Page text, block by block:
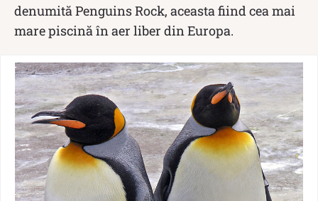
denumită Penguins Rock, aceasta fiind cea mai
mare piscină în aer liber din Europa.